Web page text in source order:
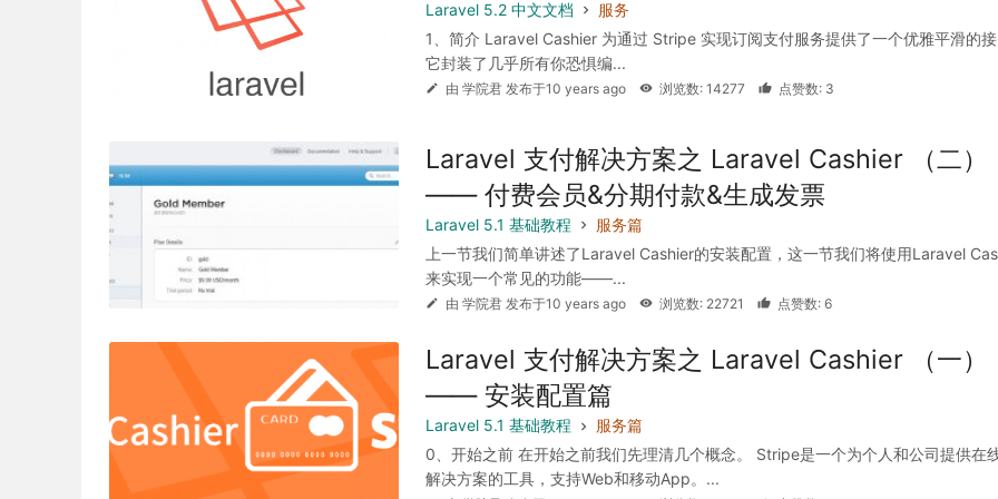
Laravel 5.2 中文文档
服务
1、简介 Laravel Cashier 为通过 Stripe 实现订阅支付服务提供了一个优雅平滑的接
它封装了几乎所有你恐惧编...
由 学院君 发布于10 years ago 浏览数: 14277 点赞数: 3
Laravel 支付解决方案之 Laravel Cashier （二）
—— 付费会员&分期付款&生成发票
Laravel 5.1 基础教程
服务篇
上一节我们简单讲述了Laravel Cashier的安装配置，这一节我们将使用Laravel
来实现一个常见的功能——...
由 学院君 发布于10 years ago 浏览数: 22721 点赞数: 6
Laravel 支付解决方案之 Laravel Cashier （一）
—— 安装配置篇
Laravel 5.1 基础教程
服务篇
0、开始之前 在开始之前我们先理清几个概念。 Stripe是一个为个人和公司提供在
解决方案的工具，支持Web和移动App。...